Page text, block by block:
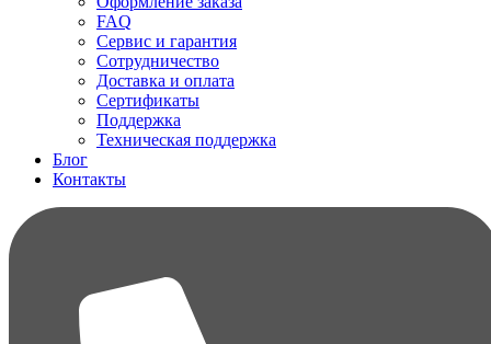
FAQ
Сервис и гарантия
Сотрудничество
Доставка и оплата
Сертификаты
Поддержка
Техническая поддержка
Блог
Контакты